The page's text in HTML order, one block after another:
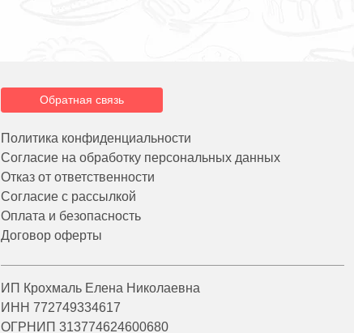
Обратная связь
Политика конфиденциальности
Согласие на обработку персональных данных
Отказ от ответственности
Согласие с рассылкой
Оплата и безопасность
Договор оферты
ИП Крохмаль Елена Николаевна
ИНН 772749334617
ОГРНИП 313774624600680